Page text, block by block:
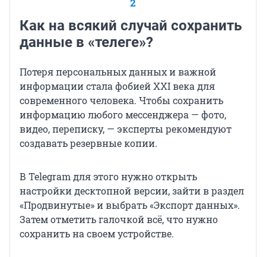
2
Как на всякий случай сохранить
данные в «телеге»?
Потеря персональных данных и важной
информации стала фобией XXI века для
современного человека. Чтобы сохранить
информацию любого мессенджера — фото,
видео, переписку, — эксперты рекомендуют
создавать резервные копии.
В Telegram для этого нужно открыть
настройки десктопной версии, зайти в раздел
«Продвинутые» и выбрать «Экспорт данных».
Затем отметить галочкой всё, что нужно
сохранить на своем устройстве.